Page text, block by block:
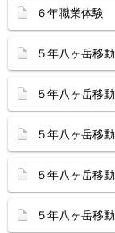
６年職業体験
５年八ヶ岳移
５年八ヶ岳移
５年八ヶ岳移
５年八ヶ岳移
５年八ヶ岳移